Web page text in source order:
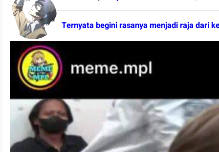
Ternyata begini rasanya menjadi raja dari